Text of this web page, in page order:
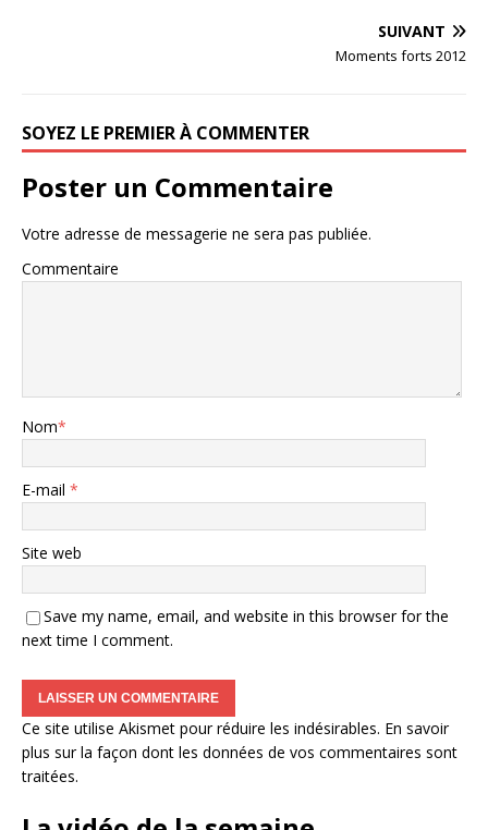
SUIVANT
Moments forts 2012
SOYEZ LE PREMIER À COMMENTER
Poster un Commentaire
Votre adresse de messagerie ne sera pas publiée.
Commentaire
Nom*
E-mail *
Site web
Save my name, email, and website in this browser for the
next time I comment.
Ce site utilise Akismet pour réduire les indésirables. En savoir
plus sur la façon dont les données de vos commentaires sont
traitées.